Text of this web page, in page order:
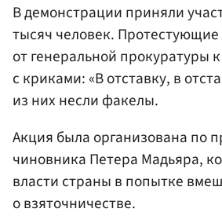
В демонстрации приняли
тысяч человек.
от генеральной прокуратуры
с криками: «В отставку, в
из них несли факелы.
Акция была организована по
чиновника Петера Мадьяра,
власти страны в попытке
о взяточничестве.